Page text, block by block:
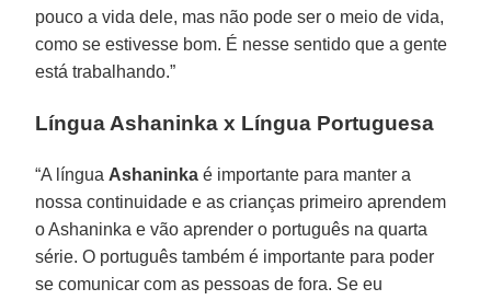
pouco a vida dele, mas não pode ser o meio de vida,
como se estivesse bom. É nesse sentido que a gente
está trabalhando.”
Língua Ashaninka x Língua Portuguesa
“A língua Ashaninka é importante para manter a
nossa continuidade e as crianças primeiro aprendem
o Ashaninka e vão aprender o português na quarta
série. O português também é importante para poder
se comunicar com as pessoas de fora. Se eu